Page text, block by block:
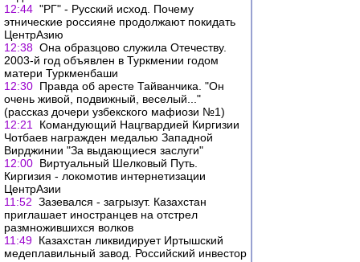
12:44 "РГ" - Русский исход. Почему
этнические россияне продолжают покидать
ЦентрАзию
12:38 Она образцово служила Отечеству.
2003-й год объявлен в Туркмении годом
матери Туркменбаши
12:30 Правда об аресте Тайванчика. "Он
очень живой, подвижный, веселый..."
(рассказ дочери узбекского мафиози №1)
12:21
Командующий Нацгвардией Киргизии
Чотбаев награжден медалью Западной
Вирджинии "За выдающиеся заслуги"
12:00 Виртуальный Шелковый Путь.
Киргизия - локомотив интернетизации
ЦентрАзии
11:52 Зазевался - загрызут. Казахстан
приглашает иностранцев на отстрел
размножившихся волков
11:49 Казахстан ликвидирует Иртышский
медеплавильный завод. Российский инвестор